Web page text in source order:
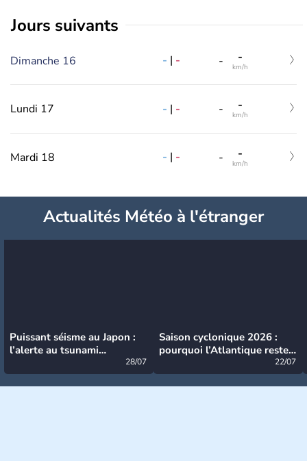
jours suivants
Dimanche 16 - | - - -
km/h
Lundi 17 - | - - -
km/h
Mardi 18 - | - - -
km/h
Actualités Météo à l'étranger
Puissant séisme au Japon :
l’alerte au tsunami
28/07
Saison cyclonique 2026 :
pourquoi l’Atlantique reste
22/07